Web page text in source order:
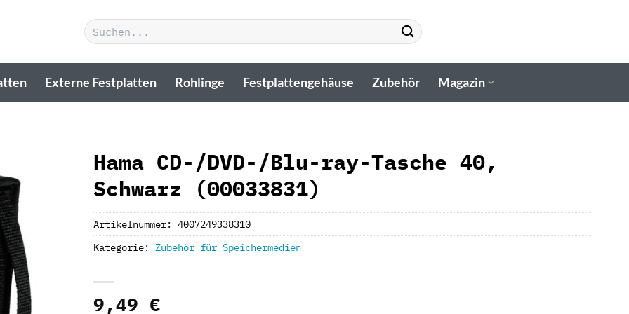
Suchen
nach:
Externe Festplatten Rohlinge Festplattengehäuse Zubehör Magazin
Hama CD-/DVD-/Blu-ray-Tasche 40,
Schwarz (00033831)
9,49 €
Artikelnummer:4007249338310
Kategorie:Zubehör für Speichermedien